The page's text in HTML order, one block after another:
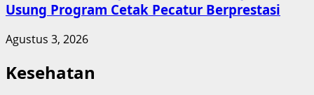
Usung Program Cetak Pecatur Berprestasi
Agustus 3, 2026
Kesehatan